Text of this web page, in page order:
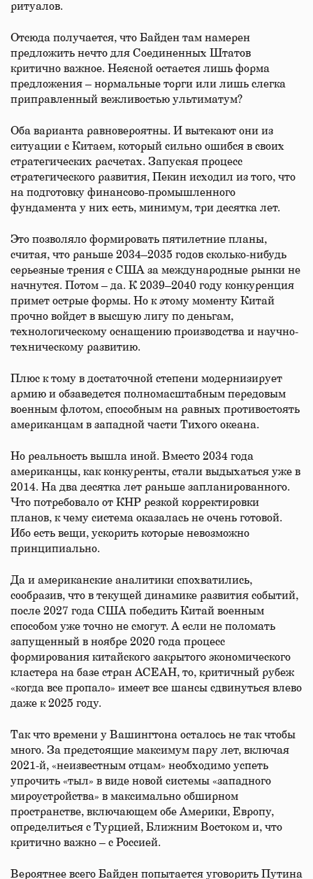
ритуалов.
Отсюда получается, что Байден там намерен
предложить нечто для Соединенных Штатов
критично важное. Неясной остается лишь форма
предложения – нормальные торги или лишь слегка
приправленный вежливостью ультиматум?
Оба варианта равновероятны. И вытекают они из
ситуации с Китаем, который сильно ошибся в своих
стратегических расчетах. Запуская процесс
стратегического развития, Пекин исходил из того, что
на подготовку финансово-промышленного
фундамента у них есть, минимум, три десятка лет.
Это позволяло формировать пятилетние планы,
считая, что раньше 2034–2035 годов сколько-нибудь
серьезные трения с США за международные рынки не
начнутся. Потом – да. К 2039–2040 году конкуренция
примет острые формы. Но к этому моменту Китай
прочно войдет в высшую лигу по деньгам,
технологическому оснащению производства и научно-
техническому развитию.
Плюс к тому в достаточной степени модернизирует
армию и обзаведется полномасштабным передовым
военным флотом, способным на равных противостоять
американцам в западной части Тихого океана.
Но реальность вышла иной. Вместо 2034 года
американцы, как конкуренты, стали выдыхаться уже в
2014. На два десятка лет раньше запланированного.
Что потребовало от КНР резкой корректировки
планов, к чему система оказалась не очень готовой.
Ибо есть вещи, ускорить которые невозможно
принципиально.
Да и американские аналитики спохватились,
сообразив, что в текущей динамике развития событий,
после 2027 года США победить Китай военным
способом уже точно не смогут. А если не поломать
запущенный в ноябре 2020 года процесс
формирования китайского закрытого экономического
кластера на базе стран АСЕАН, то, критичный рубеж
«когда все пропало» имеет все шансы сдвинуться влево
даже к 2025 году.
Так что времени у Вашингтона осталось не так чтобы
много. За предстоящие максимум пару лет, включая
2021-й, «неизвестным отцам» необходимо успеть
упрочить «тыл» в виде новой системы «западного
мироустройства» в максимально обширном
пространстве, включающем обе Америки, Европу,
определиться с Турцией, Ближним Востоком и, что
критично важно – с Россией.
Вероятнее всего Байден попытается уговорить Путина